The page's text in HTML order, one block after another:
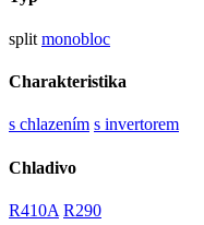
split monobloc
Charakteristika
s chlazením s invertorem
Chladivo
R410A R290